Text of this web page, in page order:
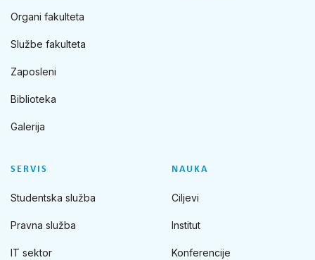
Organi fakulteta
Službe fakulteta
Zaposleni
Biblioteka
Galerija
SERVIS
Studentska služba
Pravna služba
IT sektor
NAUKA
Ciljevi
Institut
Konferencije